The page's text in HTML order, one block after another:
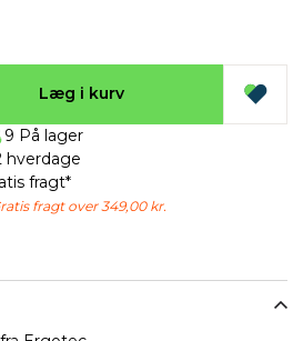
Læg i kurv
9 På lager
hverdage
fragt*
fragt over 349,00 kr.